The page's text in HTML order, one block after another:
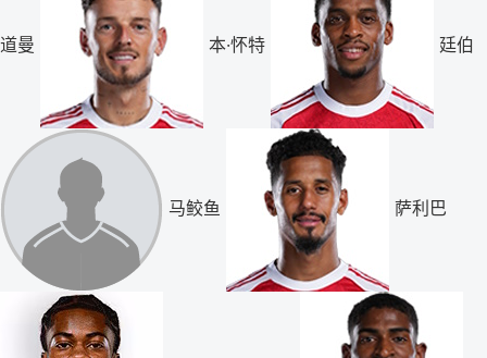
道曼 本·怀特 廷伯
马鲛鱼 萨利巴